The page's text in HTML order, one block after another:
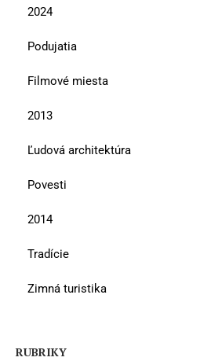
2024
Podujatia
Filmové miesta
2013
Ľudová architektúra
Povesti
2014
Tradície
Zimná turistika
RUBRIKY